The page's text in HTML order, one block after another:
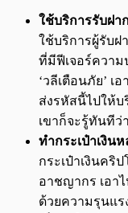
ใช้บริการรับฝ
ใช้บริการผู้รับฝ
ที่มีฟีเจอร์ความ
‘วลีเตือนภัย’ เ
ส่งรหัสนี้ไปให้บ
เขาก็จะรู้ทันทีว่
ทำกระเป๋าเงิน
กระเป๋าเงินคริ
อาชญากร เอา
ด้วยความรุนแร